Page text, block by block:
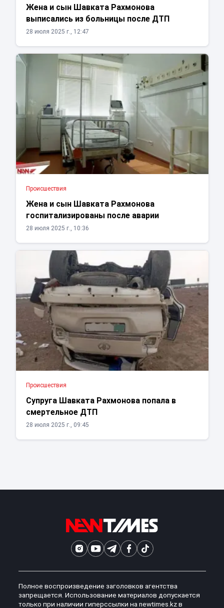
Жена и сын Шавката Рахмонова
выписались из больницы после ДТП
28 июля 2025 г., 12:47
Проиcшествия
Жена и сын Шавката Рахмонова
госпитализированы после аварии
28 июля 2025 г., 10:36
Проиcшествия
Супруга Шавката Рахмонова попала в
смертельное ДТП
28 июля 2025 г., 09:45
Полное воспроизведение заголовков агентства
запрещается. Использование материалов допускается
только при наличии гиперссылки на newtimes.kz в